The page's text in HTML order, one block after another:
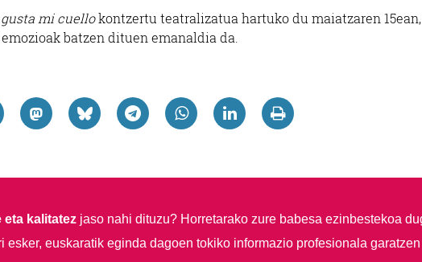
gusta mi cuellokontzertu teatralizatua hartuko du maiatzaren 15ean,
batzen dituen emanaldia da.
eta kalitatezjaso nahi dituzu? Horretarako zure babesa ezinbestekoa
esker, euskaratik eginda dagoen tokiko informazio profesionala garatzen